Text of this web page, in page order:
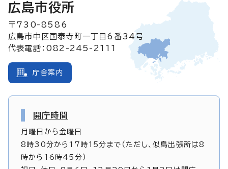
広島市役所
〒730-8586
広島市中区国泰寺町一丁目6番34号
代表電話：082-245-2111
庁舎案内
開庁時間
月曜日から金曜日
8時30分から17時15分まで（ただし、似島出張所は8
時から16時45分）